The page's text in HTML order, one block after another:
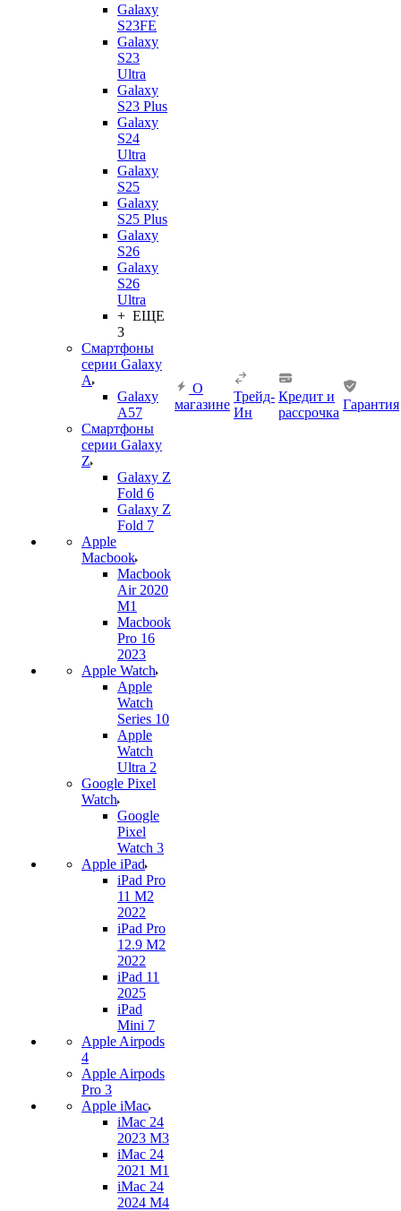
Galaxy
S23FE
Galaxy
S23
Ultra
Galaxy
S23 Plus
Galaxy
S24
Ultra
Galaxy
S25
Galaxy
S25 Plus
Galaxy
S26
Galaxy
S26
Ultra
+ ЕЩЕ
3
Смартфоны
серии Galaxy
A
Galaxy
A57
Смартфоны
серии Galaxy
Z
Galaxy Z
Fold 6
Galaxy Z
Fold 7
Apple
Macbook
Macbook
Air 2020
M1
Macbook
Pro 16
2023
Apple Watch
Apple
Watch
Series 10
Apple
Watch
Ultra 2
Google Pixel
Watch
Google
Pixel
Watch 3
Apple iPad
iPad Pro
11 M2
2022
iPad Pro
12.9 M2
2022
iPad 11
2025
iPad
Mini 7
Apple Airpods
4
Apple Airpods
Pro 3
Apple iMac
iMac 24
2023 M3
iMac 24
2021 M1
iMac 24
2024 M4
О
магазине
Трейд-
Ин
Кредит и
рассрочка
Гарантия